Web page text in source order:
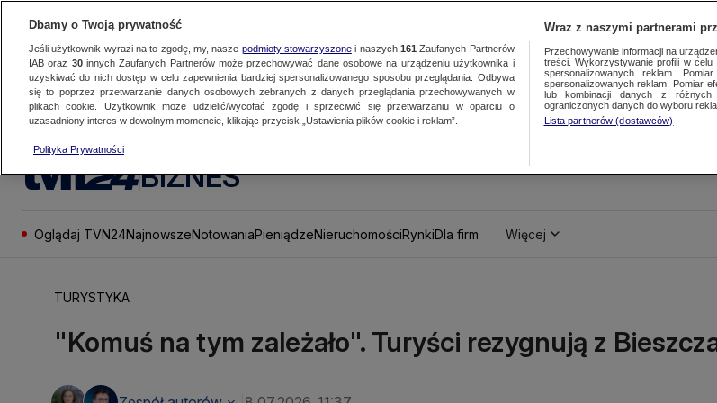
BIZNES
Oglądaj TVN24NajnowszeNotowaniaPieniądzeNieruchomościRynkiDla firm Więcej
TURYSTYKA
"Komuś na tym zależało". Turyści rezygnują z
Dbamy o Twoją prywatność
Jeśli użytkownik wyrazi na to zgodę, my, nasze podmioty stowarzyszonei naszych 161 Zaufanych Partnerów
IAB oraz 30innych Zaufanych Partnerów może przechowywać dane osobowe na urządzeniu użytkownika i
uzyskiwać do nich dostęp w celu zapewnienia bardziej spersonalizowanego sposobu przeglądania. Odbywa
się to poprzez przetwarzanie danych osobowych zebranych z danych przeglądania przechowywanych w
plikach cookie. Użytkownik może udzielić/wycofać zgodę i sprzeciwić się przetwarzaniu w oparciu o
uzasadniony interes w dowolnym momencie, klikając przycisk „Ustawienia plików cookie i reklam”.
Polityka Prywatności
Wraz z naszymi partnerami
Przechowywanie informacji na
treści. Wykorzystywanie profili w
spersonalizowanych reklam.
spersonalizowanych reklam. Pomiar
lub kombinacji danych z różnych
ograniczonych danych do wyboru
Lista partnerów (dostawców)